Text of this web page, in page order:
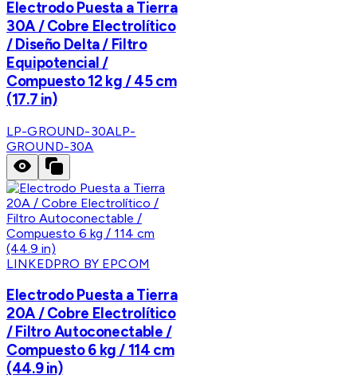
Electrodo Puesta a Tierra
30A / Cobre Electrolítico
/ Diseño Delta / Filtro
Equipotencial /
Compuesto 12 kg / 45 cm
(17.7 in)
LP-GROUND-30ALP-
GROUND-30A
LINKEDPRO BY EPCOM
Electrodo Puesta a Tierra
20A / Cobre Electrolítico
/ Filtro Autoconectable /
Compuesto 6 kg / 114 cm
(44.9 in)